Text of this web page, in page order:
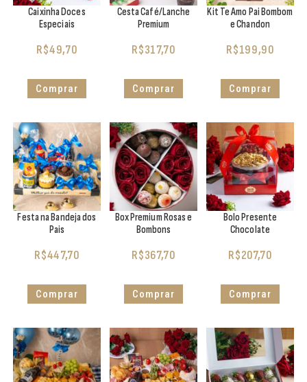
Caixinha Doces
Especiais
R$49,70
Comprar
Cesta Café/Lanche
Premium
R$317,70
Comprar
Kit Te Amo Pai Bombom
e Chandon
R$199,90
Comprar
Festa na Bandeja dos
Pais
R$447,70
Comprar
Box Premium Rosas e
Bombons
R$367,70
Comprar
Bolo Presente
Chocolate
R$207,70
Comprar